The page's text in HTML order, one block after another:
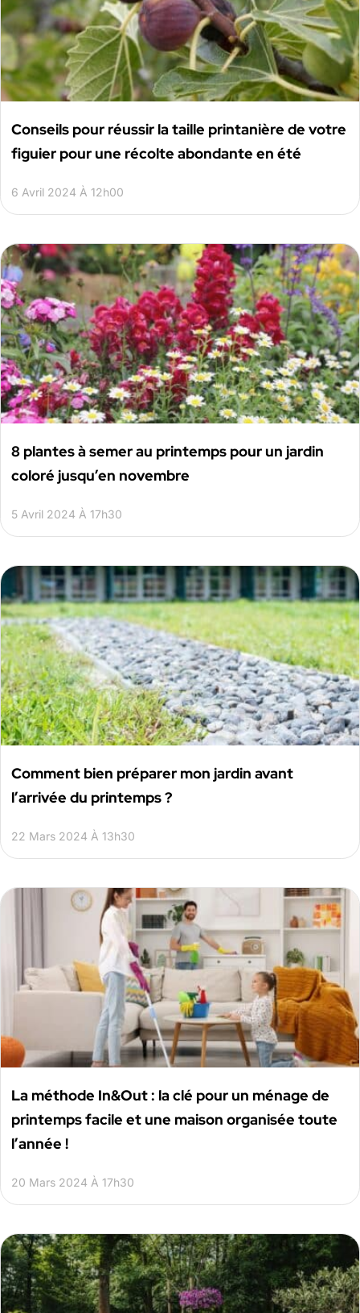
Conseils pour réussir la taille printanière de votre
figuier pour une récolte abondante en été
6 Avril 2024 À 12h00
8 plantes à semer au printemps pour un jardin
coloré jusqu’en novembre
5 Avril 2024 À 17h30
Comment bien préparer mon jardin avant
l’arrivée du printemps ?
22 Mars 2024 À 13h30
La méthode In&Out : la clé pour un ménage de
printemps facile et une maison organisée toute
l’année !
20 Mars 2024 À 17h30